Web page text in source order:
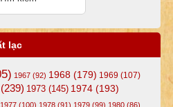
lạc
1967(92) 1968(179) 1969 (107)
1973(145) 1974(193)
1977(100) 1978(91) 1979(99) 1980(86)